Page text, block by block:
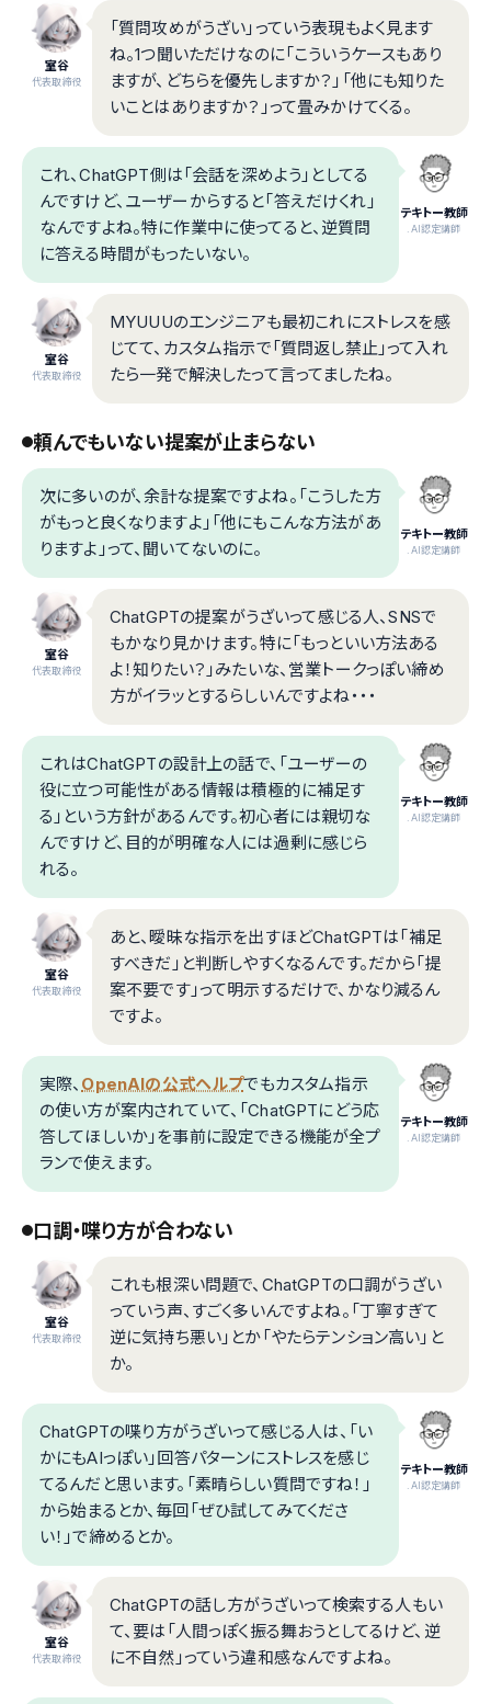
室谷
代表取締役
「質問攻めがうざい」っていう表現もよく見ます
ね。1つ聞いただけなのに「こういうケースもあり
ますが、どちらを優先しますか？」「他にも知りた
いことはありますか？」って畳みかけてくる。
テキトー教師
.AI認定講師
これ、ChatGPT側は「会話を深めよう」としてる
んですけど、ユーザーからすると「答えだけくれ」
なんですよね。特に作業中に使ってると、逆質問
に答える時間がもったいない。
室谷
代表取締役
MYUUUのエンジニアも最初これにストレスを感
じてて、カスタム指示で「質問返し禁止」って入れ
たら一発で解決したって言ってましたね。
頼んでもいない提案が止まらない
テキトー教師
.AI認定講師
次に多いのが、余計な提案ですよね。「こうした方
がもっと良くなりますよ」「他にもこんな方法があ
りますよ」って、聞いてないのに。
室谷
代表取締役
ChatGPTの提案がうざいって感じる人、SNSで
もかなり見かけます。特に「もっといい方法ある
よ！知りたい？」みたいな、営業トークっぽい締め
方がイラッとするらしいんですよね・・・
テキトー教師
.AI認定講師
これはChatGPTの設計上の話で、「ユーザーの
役に立つ可能性がある情報は積極的に補足す
る」という方針があるんです。初心者には親切な
んですけど、目的が明確な人には過剰に感じら
れる。
室谷
代表取締役
あと、曖昧な指示を出すほどChatGPTは「補足
すべきだ」と判断しやすくなるんです。だから「提
案不要です」って明示するだけで、かなり減るん
ですよ。
テキトー教師
.AI認定講師
実際、 OpenAIの公式ヘルプでもカスタム指示
の使い方が案内されていて、「ChatGPTにどう応
答してほしいか」を事前に設定できる機能が全プ
ランで使えます。
口調・喋り方が合わない
室谷
代表取締役
これも根深い問題で、ChatGPTの口調がうざい
っていう声、すごく多いんですよね。「丁寧すぎて
逆に気持ち悪い」とか「やたらテンション高い」と
か。
テキトー教師
.AI認定講師
ChatGPTの喋り方がうざいって感じる人は、「い
かにもAIっぽい」回答パターンにストレスを感じ
てるんだと思います。「素晴らしい質問ですね！」
から始まるとか、毎回「ぜひ試してみてくださ
い！」で締めるとか。
室谷
代表取締役
ChatGPTの話し方がうざいって検索する人もい
て、要は「人間っぽく振る舞おうとしてるけど、逆
に不自然」っていう違和感なんですよね。